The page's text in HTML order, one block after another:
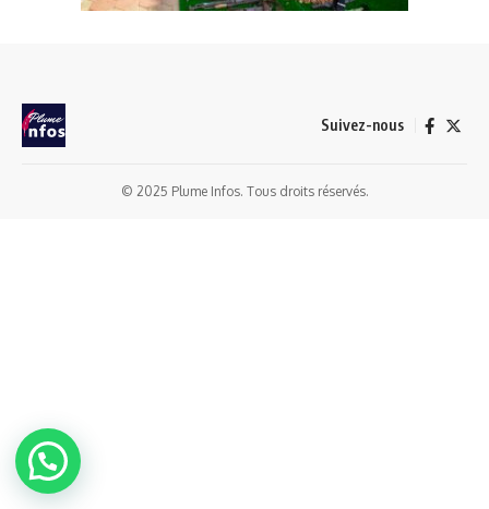
Suivez-nous
© 2025 Plume Infos. Tous droits réservés.